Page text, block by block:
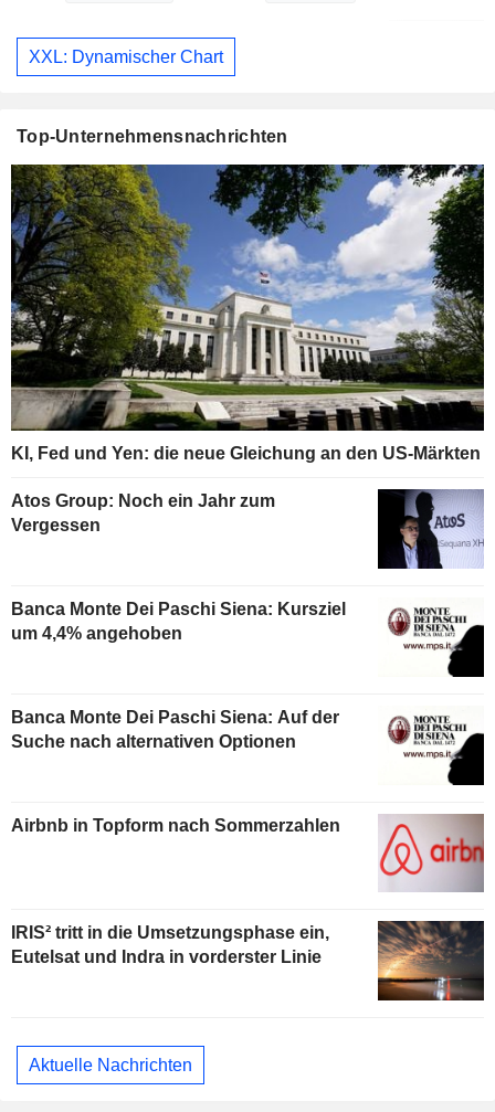
XXL: Dynamischer Chart
Top-Unternehmensnachrichten
KI, Fed und Yen: die neue Gleichung an den US-Märkten
Atos Group: Noch ein Jahr zum
Vergessen
Banca Monte Dei Paschi Siena: Kursziel
um 4,4% angehoben
Banca Monte Dei Paschi Siena: Auf der
Suche nach alternativen Optionen
Airbnb in Topform nach Sommerzahlen
IRIS² tritt in die Umsetzungsphase ein,
Eutelsat und Indra in vorderster Linie
Aktuelle Nachrichten